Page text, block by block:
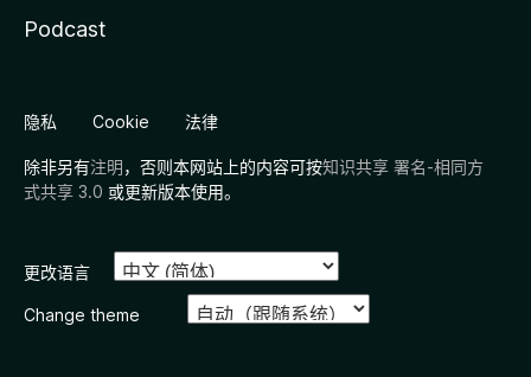
Podcast
隐私 Cookie 法律
除非另有注明，否则本网站上的内容可按知识共享 署名-相同方
式共享 3.0 或更新版本使用。
更改语言
Change theme